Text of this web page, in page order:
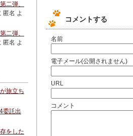
コメントする
名前
電子メール(公開されません)
URL
コメント
二弾、
匿名 よ
二弾、
匿名 よ
旅立ち
委託出
をした